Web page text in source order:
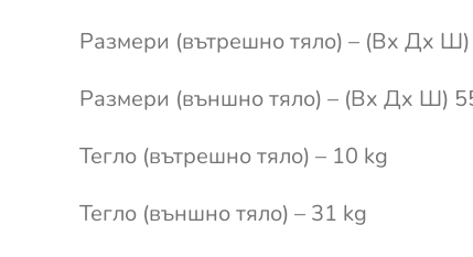
Размери (вътрешно тяло) – (Вx Дx
Размери (външно тяло) – (Вx Дx Ш)
Тегло (вътрешно тяло) – 10 kg
Тегло (външно тяло) – 31 kg